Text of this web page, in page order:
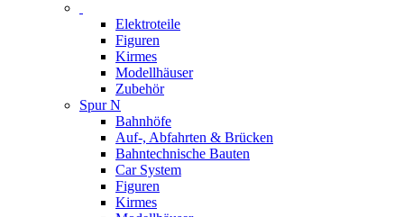
Elektroteile
Figuren
Kirmes
Modellhäuser
Zubehör
Spur N
Bahnhöfe
Auf-, Abfahrten & Brücken
Bahntechnische Bauten
Car System
Figuren
Kirmes